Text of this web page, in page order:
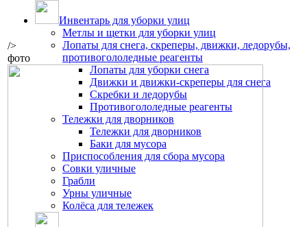
Инвентарь для уборки улиц
Метлы и щетки для уборки улиц
Лопаты для снега, скреперы, движки, ледорубы,
противогололедные реагенты
Лопаты для уборки снега
Движки и движки-скреперы для снега
Скребки и ледорубы
Противогололедные реагенты
Тележки для дворников
Тележки для дворников
Баки для мусора
Приспособления для сбора мусора
Совки уличные
Грабли
Урны уличные
Колёса для тележек
/>
фото